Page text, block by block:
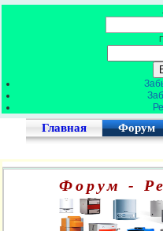
Главная Форум
Форум -